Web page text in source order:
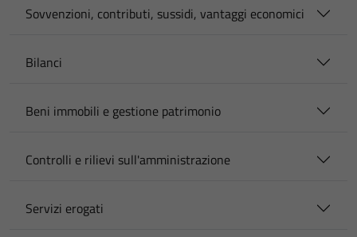
Sovvenzioni, contributi, sussidi, vantaggi economici
Bilanci
Beni immobili e gestione patrimonio
Controlli e rilievi sull'amministrazione
Servizi erogati